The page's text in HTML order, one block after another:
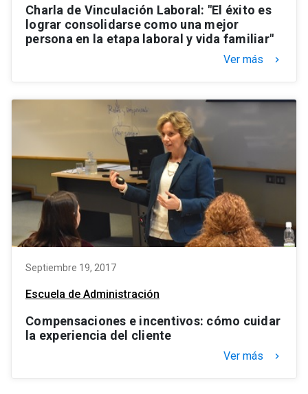
Charla de Vinculación Laboral: "El éxito es
lograr consolidarse como una mejor
persona en la etapa laboral y vida familiar"
Ver más keyboard_arrow_right
Septiembre 19, 2017
Escuela de Administración
Compensaciones e incentivos: cómo cuidar
la experiencia del cliente
Ver más keyboard_arrow_right